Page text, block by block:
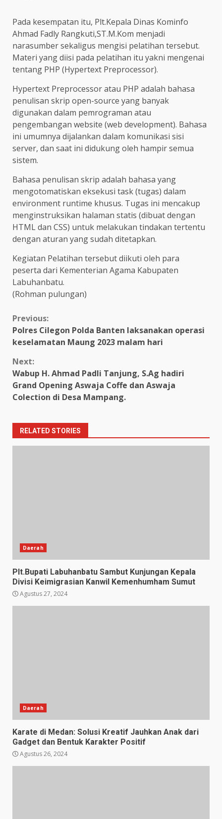
Pada kesempatan itu, Plt.Kepala Dinas Kominfo
Ahmad Fadly Rangkuti,ST.M.Kom menjadi
narasumber sekaligus mengisi pelatihan tersebut.
Materi yang diisi pada pelatihan itu yakni mengenai
tentang PHP (Hypertext Preprocessor).
Hypertext Preprocessor atau PHP adalah bahasa
penulisan skrip open-source yang banyak
digunakan dalam pemrograman atau
pengembangan website (web development). Bahasa
ini umumnya dijalankan dalam komunikasi sisi
server, dan saat ini didukung oleh hampir semua
sistem.
Bahasa penulisan skrip adalah bahasa yang
mengotomatiskan eksekusi task (tugas) dalam
environment runtime khusus. Tugas ini mencakup
menginstruksikan halaman statis (dibuat dengan
HTML dan CSS) untuk melakukan tindakan tertentu
dengan aturan yang sudah ditetapkan.
Kegiatan Pelatihan tersebut diikuti oleh para
peserta dari Kementerian Agama Kabupaten
Labuhanbatu.
(Rohman pulungan)
Continue
Reading
Previous:
Polres Cilegon Polda Banten laksanakan operasi
keselamatan Maung 2023 malam hari
Next:
Wabup H. Ahmad Padli Tanjung, S.Ag hadiri
Grand Opening Aswaja Coffe dan Aswaja
Colection di Desa Mampang.
RELATED STORIES
Daerah
Plt.Bupati Labuhanbatu Sambut Kunjungan Kepala
Divisi Keimigrasian Kanwil Kemenhumham Sumut
Agustus 27, 2024
Daerah
Karate di Medan: Solusi Kreatif Jauhkan Anak dari
Gadget dan Bentuk Karakter Positif
Agustus 26, 2024